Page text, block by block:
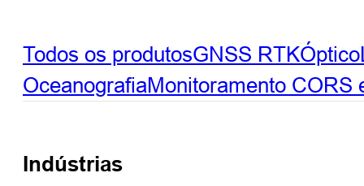
Todos os produtosGNSS RTKÓptico
OceanografiaMonitoramento CORS
Indústrias